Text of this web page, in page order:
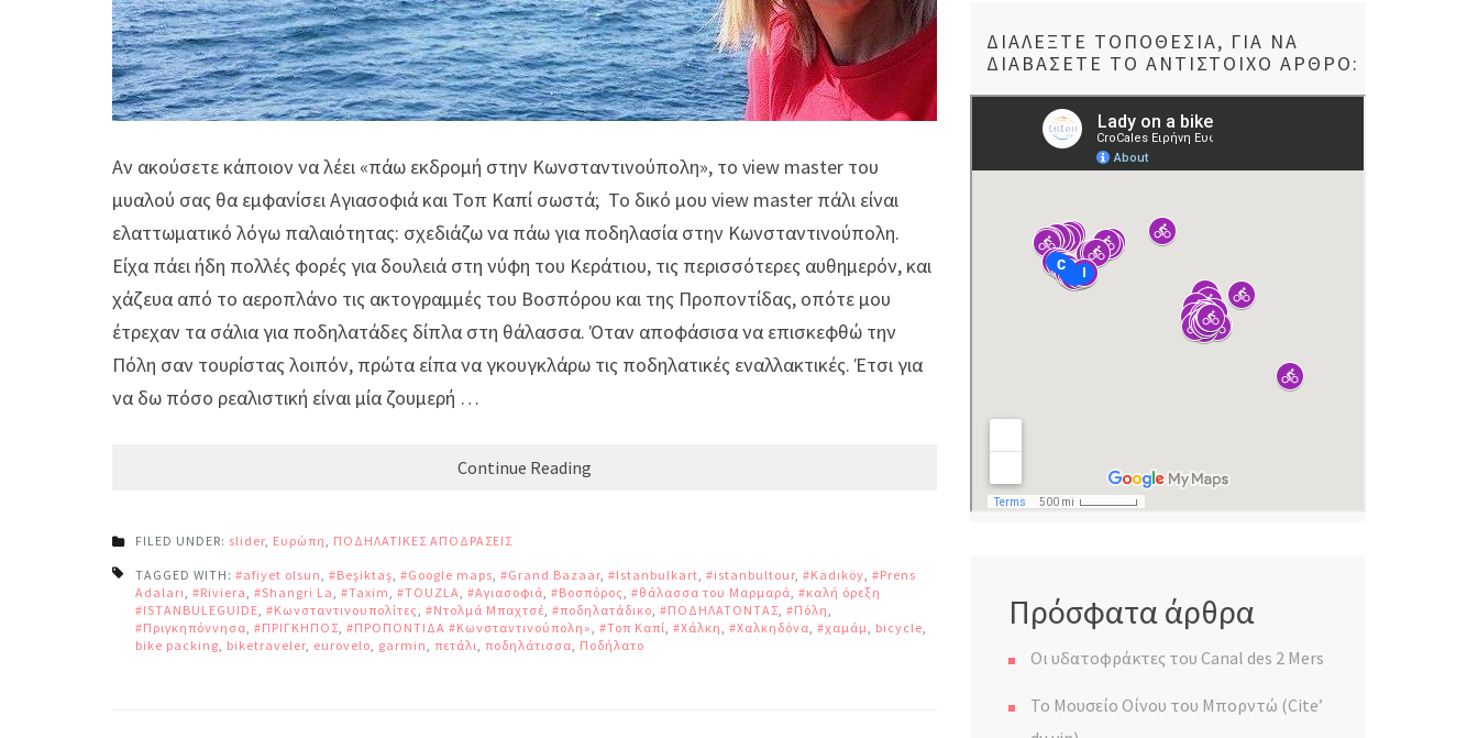
Αν ακούσετε κάποιον να λέει «πάω εκδρομή στην Κωνσταντινούπολη», το view master του
μυαλού σας θα εμφανίσει Αγιασοφιά και Τοπ Καπί σωστά; Το δικό μου view master πάλι είναι
ελαττωματικό λόγω παλαιότητας: σχεδιάζω να πάω για ποδηλασία στην Κωνσταντινούπολη.
Είχα πάει ήδη πολλές φορές για δουλειά στη νύφη του Κεράτιου, τις περισσότερες αυθημερόν, και
χάζευα από το αεροπλάνο τις ακτογραμμές του Βοσπόρου και της Προποντίδας, οπότε μου
έτρεχαν τα σάλια για ποδηλατάδες δίπλα στη θάλασσα. Όταν αποφάσισα να επισκεφθώ την
Πόλη σαν τουρίστας λοιπόν, πρώτα είπα να γκουγκλάρω τις ποδηλατικές εναλλακτικές. Έτσι για
να δω πόσο ρεαλιστική είναι μία ζουμερή …
Continue Reading
FILED UNDER: slider, Ευρώπη, ΠΟΔΗΛΑΤΙΚΕΣ ΑΠΟΔΡΑΣΕΙΣ
TAGGED WITH: #afiyet olsun, #Beşiktaş, #Google maps, #Grand Bazaar, #Istanbulkart, #istanbultour, #Kadıköy, #Prens
Adaları, #Riviera, #Shangri La, #Taxim, #TOUZLA, #Αγιασοφιά, #Βοσπόρος, #θάλασσα του Μαρμαρά, #καλή όρεξη
#ISTANBULEGUIDE, #Κωνσταντινουπολίτες, #Ντολμά Μπαχτσέ, #ποδηλατάδικο, #ΠΟΔΗΛΑΤΟΝΤΑΣ, #Πόλη,
#Πριγκηπόννησα, #ΠΡΙΓΚΗΠΟΣ, #ΠΡΟΠΟΝΤΙΔΑ #Κωνσταντινούπολη», #Τοπ Καπί, #Χάλκη, #Χαλκηδόνα, #χαμάμ, bicycle,
bike packing, biketraveler, eurovelo, garmin, πετάλι, ποδηλάτισσα, Ποδήλατο
ΔΙΑΛΈΞΤΕ ΤΟΠΟΘΕΣΊΑ, ΓΙΑ ΝΑ
ΔΙΑΒΆΣΕΤΕ ΤΟ ΑΝΤΊΣΤΟΙΧΟ ΆΡΘΡΟ:
Πρόσφατα άρθρα
Οι υδατοφράκτες του Canal des 2 Mers
Το Μουσείο Οίνου του Μπορντώ (Cite’